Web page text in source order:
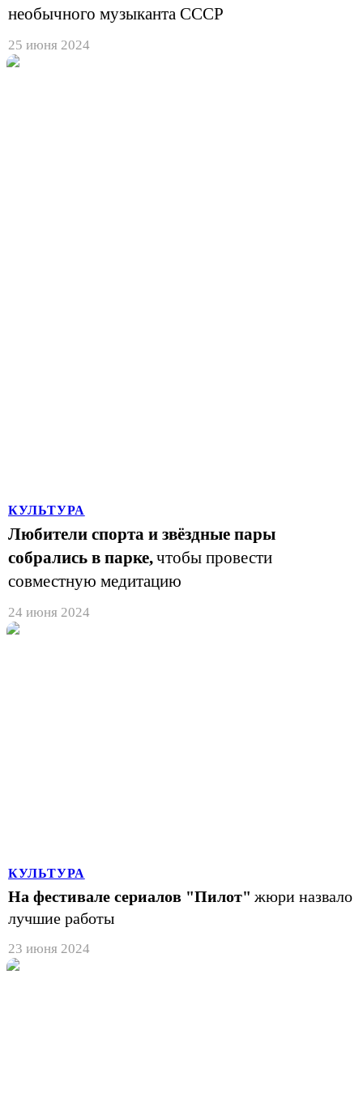
необычного музыканта СССР
25 июня 2024
КУЛЬТУРА
Любители спорта и звёздные пары
собрались в парке,чтобы провести
совместную медитацию
24 июня 2024
КУЛЬТУРА
На фестивале сериалов "Пилот" жюри назвало
лучшие работы
23 июня 2024